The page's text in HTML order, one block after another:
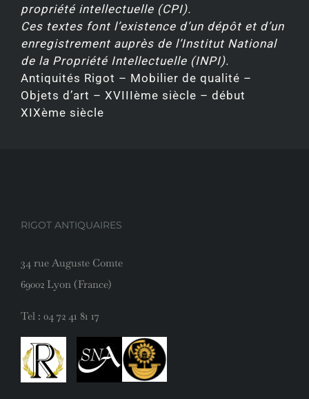
propriété intellectuelle (CPI).
Ces textes font l’existence d’un dépôt et d’un
enregistrement auprès de l’Institut National
de la Propriété Intellectuelle (INPI).
Antiquités Rigot – Mobilier de qualité –
Objets d’art – XVIIIème siècle – début
XIXème siècle
RIGOT ANTIQUAIRES
34 rue Auguste Comte
69002 Lyon (France)
Tel : 04 72 41 81 17